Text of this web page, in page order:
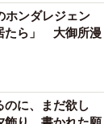
ホンダレジェン
たら」 大御所漫
のに、まだ欲し